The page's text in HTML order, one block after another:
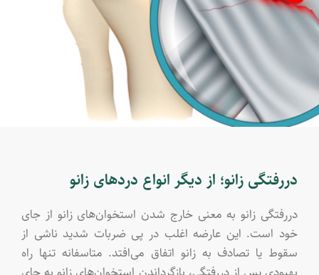
دررفتگی زانو؛ از دیگر انواع دردهای زانو
دررفتگی زانو به معنی خارج شد‌ن استخوان‌های زانو از جای
خود است. این عارضه اغلب در پی ضربات شدید ناشی از
سقوط یا تصادف به زانو اتفاق می‌افتد. متاسفانه تنها راه